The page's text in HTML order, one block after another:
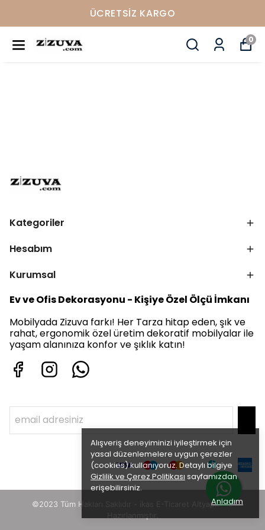
ÜCRETSIZ KARGO
0
Alışveriş deneyiminizi iyileştirmek için
yasal düzenlemelere uygun çerezler
(cookies) kullanıyoruz. Detaylı bilgiye
Gizlilik ve Çerez Politikası sayfamızdan
erişebilirsiniz.
Anladım
Kategoriler
Hesabım
Kurumsal
Ev ve Ofis Dekorasyonu - Kişiye Özel Ölçü İmkanı
Mobilyada Zizuva farkı! Her Tarza hitap eden, şık ve
rahat, ergonomik özel üretim dekoratif mobilyalar ile
yaşam alanınıza konfor ve şıklık katın!
©2023 Tüm Hakları Saklıdır - ikas E-Ticaret
Altyapısı ile